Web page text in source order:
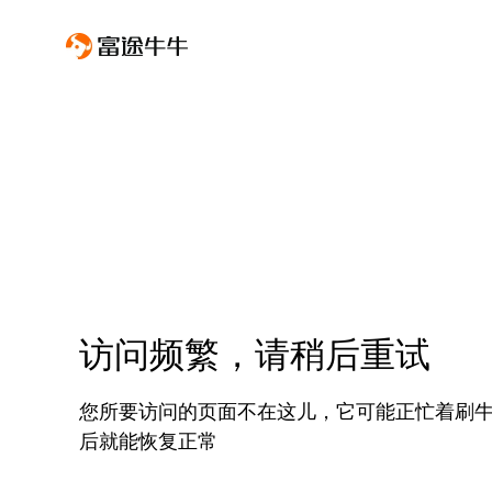
访问频繁，请稍后重试
您所要访问的页面不在这儿，它可能正忙着刷
后就能恢复正常